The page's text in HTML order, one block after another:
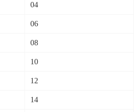
04
06
08
10
12
14